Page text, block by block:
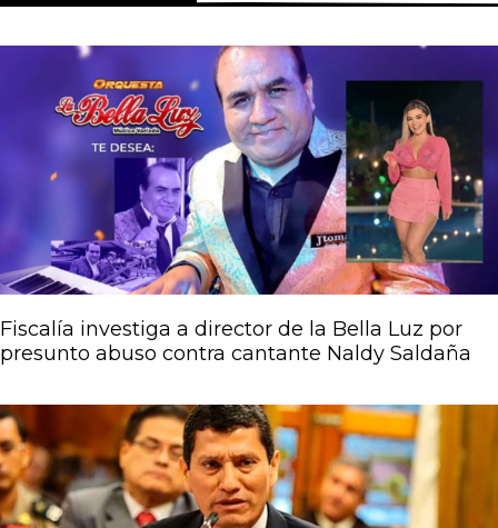
Fiscalía investiga a director de la Bella Luz por
presunto abuso contra cantante Naldy Saldaña
PáginaPágina
Página
Página
Página